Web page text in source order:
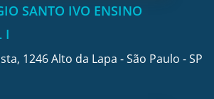
SANTO IVO ENSINO
I
1246 Alto da Lapa - São Paulo - SP